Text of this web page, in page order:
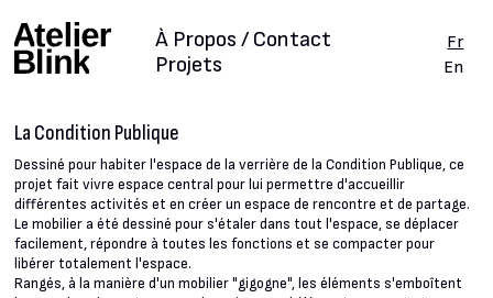
Projets
À Propos / Contact
Fr
En
La Condition Publique
Dessiné pour habiter l'espace de la verrière de la Condition Publique, ce
projet fait vivre espace central pour lui permettre d'accueillir
différentes activités et en créer un espace de rencontre et de partage.
Le mobilier a été dessiné pour s'étaler dans tout l'espace, se déplacer
facilement, répondre à toutes les fonctions et se compacter pour
libérer totalement l'espace.
Rangés, à la manière d'un mobilier "gigogne", les éléments s'emboîtent